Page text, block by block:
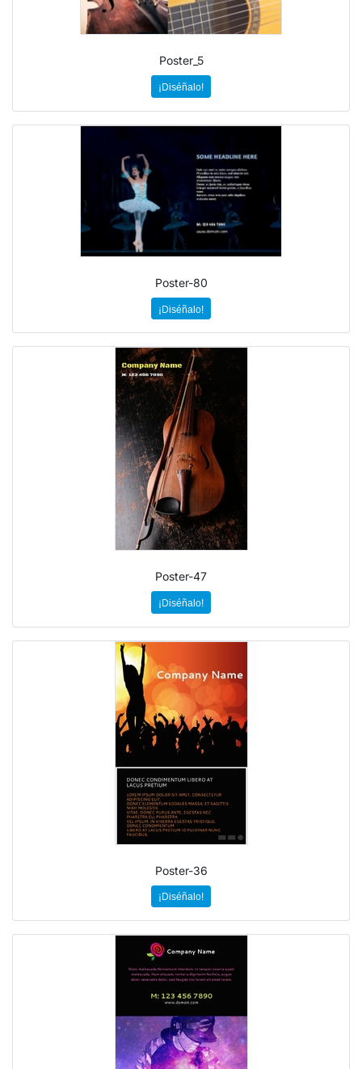
Poster_5
¡Diséñalo!
Poster-80
¡Diséñalo!
Poster-47
¡Diséñalo!
Poster-36
¡Diséñalo!